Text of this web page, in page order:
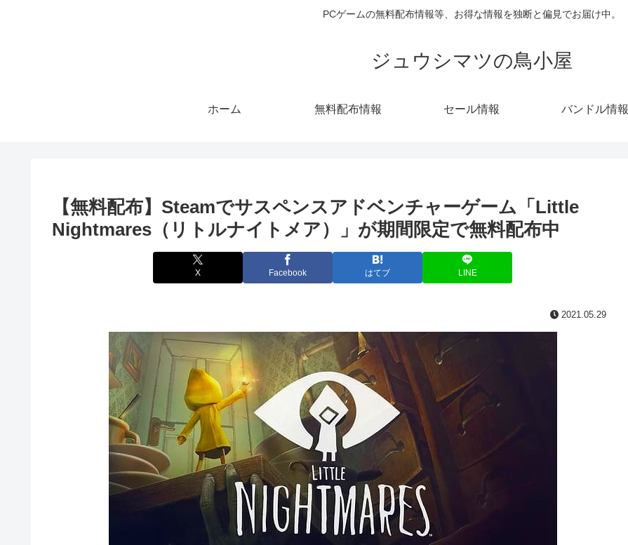
PCゲームの無料配布情報等、お得な情報を独断と偏見でお届け中。
ジュウシマツの鳥小屋
ホーム 無料配布情報 セール情報 バンドル情報
【無料配布】Steamでサスペンスアドベンチャーゲーム「Little
Nightmares（リトルナイトメア）」が期間限定で無料配布中
X Facebook はてブ LINE
2021.05.29